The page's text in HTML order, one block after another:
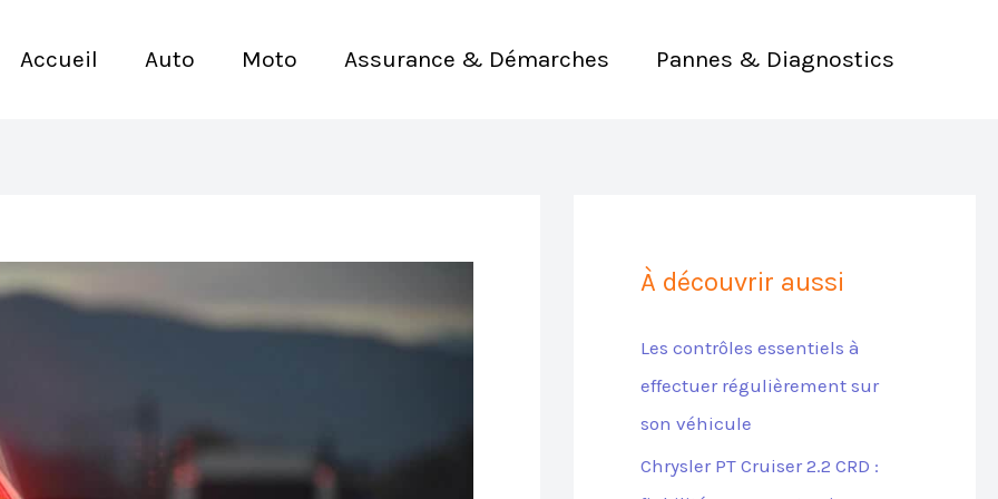
Accueil Auto Moto Assurance & Démarches Pannes & Diagnostics
À découvrir aussi
Les contrôles essentiels à
effectuer régulièrement sur
son véhicule
Chrysler PT Cruiser 2.2 CRD :